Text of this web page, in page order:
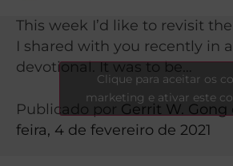
This week I’d like to revisit
I shared with you recently in
devotional. It was to be…
Publicado por Gerrit W. Gong
feira, 4 de fevereiro de 2021
Clique para aceitar os
marketing e ativar este